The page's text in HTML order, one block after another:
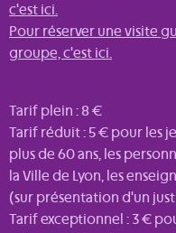
c'est ici.
Pour réserver une visite
groupe, c'est ici.
Tarif plein : 8 €
Tarif réduit : 5 € pour les
plus de 60 ans, les
la Ville de Lyon, les
(sur présentation d'un
Tarif exceptionnel : 3 €